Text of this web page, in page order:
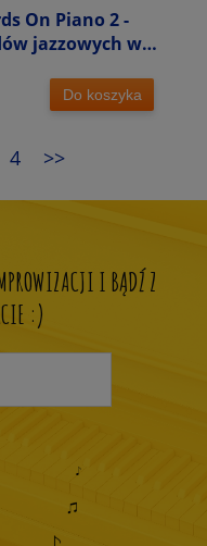
On Piano 2 -
jazzowych w
Do koszyka
4 >>
I BĄDŹ Z
:)